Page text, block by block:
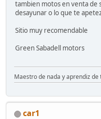
tambien motos en venta de
desayunar o lo que te
Sitio muy recomendable
Green Sabadell motors
Maestro de nada y aprendiz de
car1